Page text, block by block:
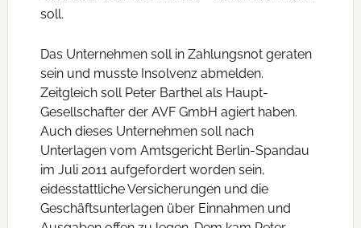
soll.
Das Unternehmen soll in Zahlungsnot geraten
sein und musste Insolvenz abmelden.
Zeitgleich soll Peter Barthel als Haupt-
Gesellschafter der AVF GmbH agiert haben.
Auch dieses Unternehmen soll nach
Unterlagen vom Amtsgericht Berlin-Spandau
im Juli 2011 aufgefordert worden sein,
eidesstattliche Versicherungen und die
Geschäftsunterlagen über Einnahmen und